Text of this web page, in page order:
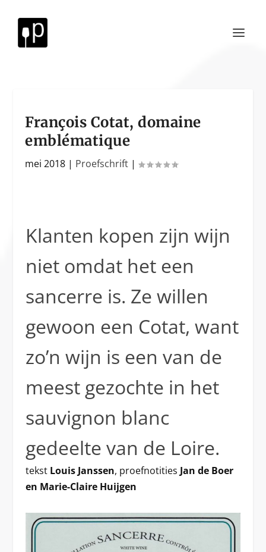
François Cotat, domaine
emblématique
mei 2018 | Proefschrift |
Klanten kopen zijn wijn
niet omdat het een
sancerre is. Ze willen
gewoon een Cotat, want
zo’n wijn is een van de
meest gezochte in het
sauvignon blanc
gedeelte van de Loire.
tekst Louis Janssen, proefnotities Jan de Boer
en Marie-Claire Huijgen